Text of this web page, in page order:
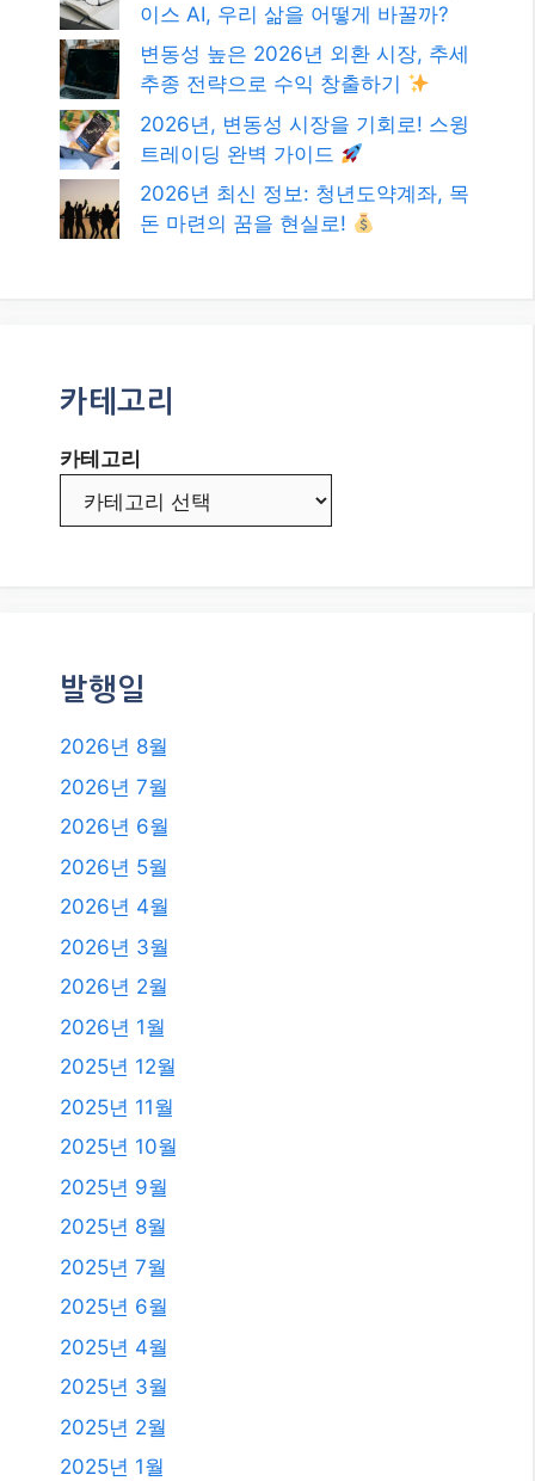
이스 AI, 우리 삶을 어떻게 바꿀까?
변동성 높은 2026년 외환 시장, 추세
추종 전략으로 수익 창출하기
2026년, 변동성 시장을 기회로! 스윙
트레이딩 완벽 가이드
2026년 최신 정보: 청년도약계좌, 목
돈 마련의 꿈을 현실로!
카테고리
카테고리
발행일
2026년 8월
2026년 7월
2026년 6월
2026년 5월
2026년 4월
2026년 3월
2026년 2월
2026년 1월
2025년 12월
2025년 11월
2025년 10월
2025년 9월
2025년 8월
2025년 7월
2025년 6월
2025년 4월
2025년 3월
2025년 2월
2025년 1월